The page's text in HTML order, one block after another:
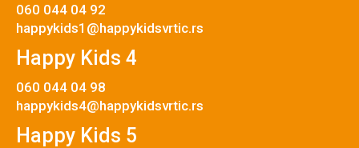
060 044 04 92
happykids1@happykidsvrtic.rs
Happy Kids 4
060 044 04 98
happykids4@happykidsvrtic.rs
Happy Kids 5